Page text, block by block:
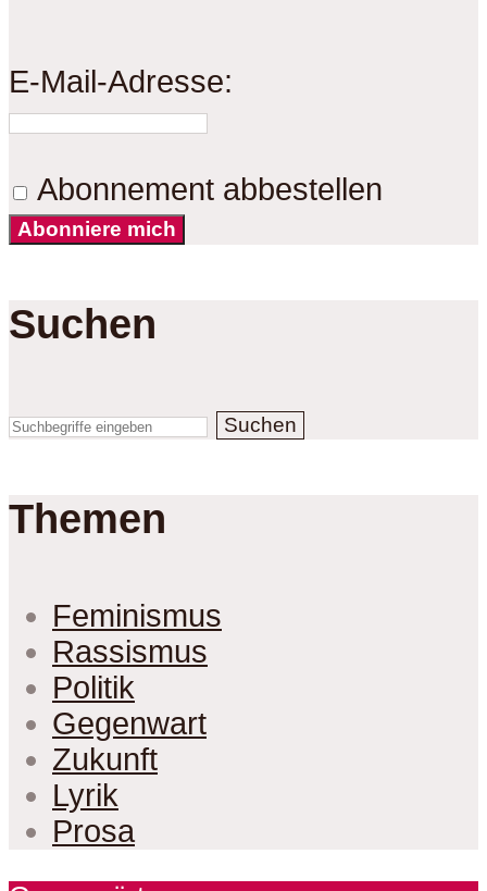
E-Mail-Adresse:
Abonnement abbestellen
Abonniere mich
Suchen
Suchen
Themen
Feminismus
Rassismus
Politik
Gegenwart
Zukunft
Lyrik
Prosa